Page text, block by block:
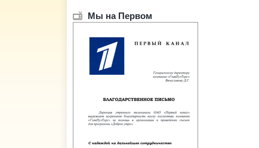
Мы на Первом